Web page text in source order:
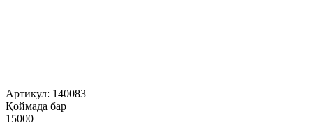
Артикул: 140083
Қоймада бар
15000